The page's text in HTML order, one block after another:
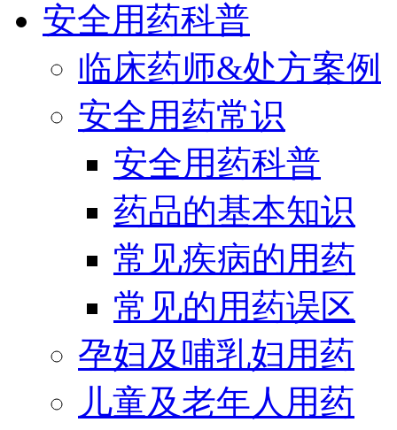
安全用药科普
临床药师&处方案例
安全用药常识
安全用药科普
药品的基本知识
常见疾病的用药
常见的用药误区
孕妇及哺乳妇用药
儿童及老年人用药